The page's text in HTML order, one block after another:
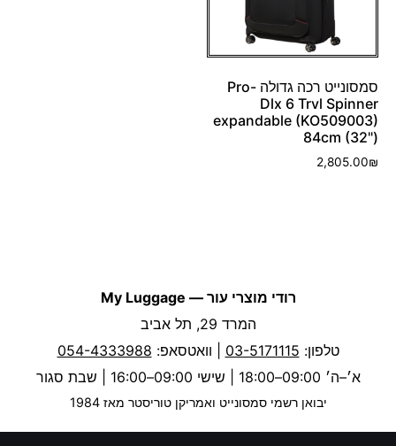
סמסונייט רכה גדולה Pro-
Dlx 6 Trvl Spinner
expandable (KO509003)
84cm (32")
2,805.00₪
רודי מוצרי עור — My Luggage
המרד 29, תל אביב
טלפון: 03-5171115 | וואטסאפ: 054-4333988
א׳–ה׳ 09:00–18:00 | שישי 09:00–16:00 | שבת סגור
יבואן רשמי סמסונייט ואמריקן טוריסטר מאז 1984